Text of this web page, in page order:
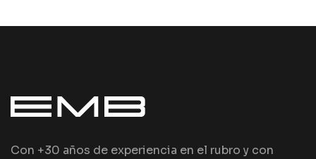
Con +30 años de experiencia en el rubro y con